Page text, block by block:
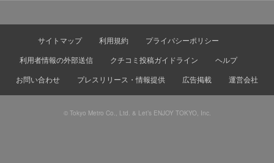
サイトマップ 利用規約
プライバシーポリシー
利用者情報の外部送信
クチコミ投稿ガイドライン
ヘルプ
お問い合わせ
プレスリリース・情報提供 広告掲載 運営会社
© Tokyo Metro Co., Ltd. & Let’s ENJOY TOKYO, Inc.